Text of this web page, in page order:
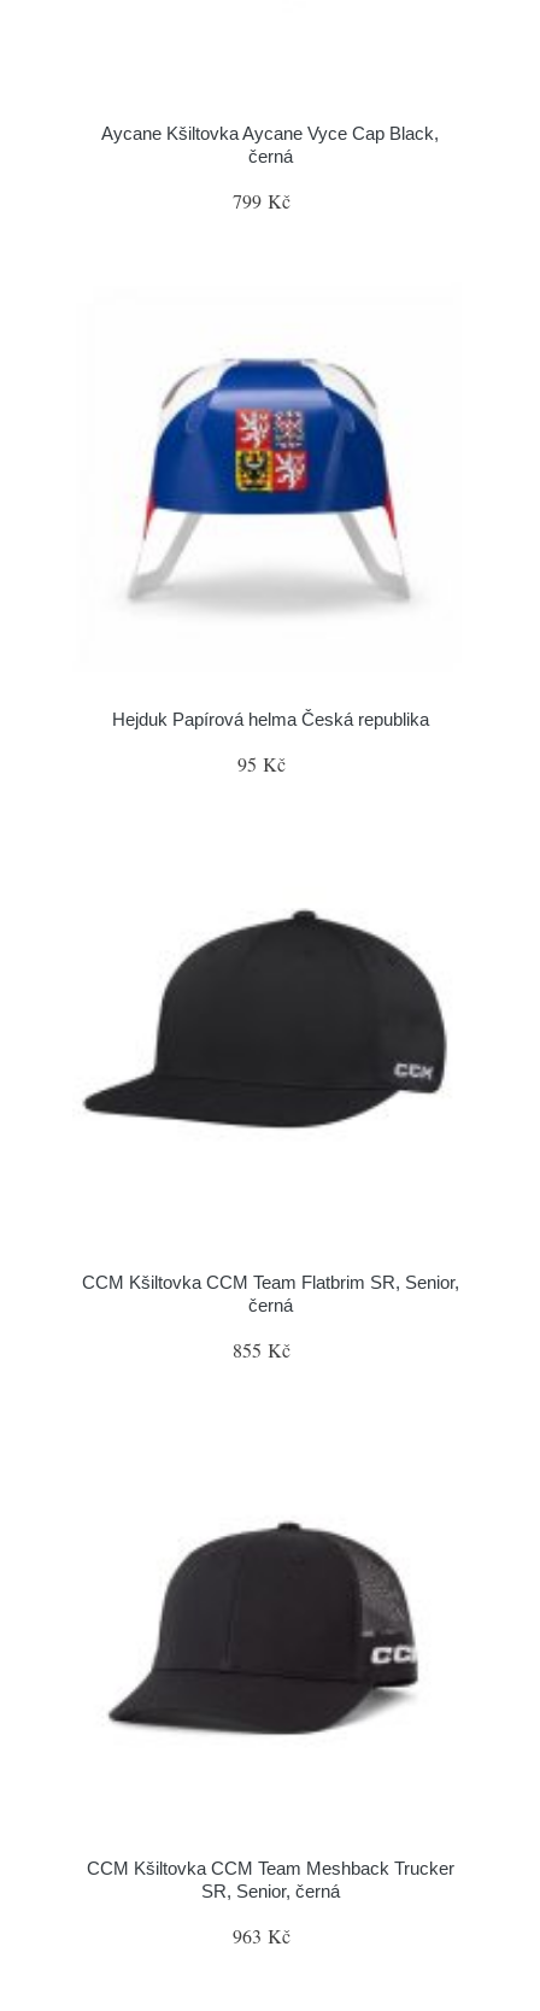
Aycane Kšiltovka Aycane Vyce Cap Black,
černá
799 Kč
Hejduk Papírová helma Česká republika
95 Kč
CCM Kšiltovka CCM Team Flatbrim SR, Senior,
černá
855 Kč
CCM Kšiltovka CCM Team Meshback Trucker
SR, Senior, černá
963 Kč